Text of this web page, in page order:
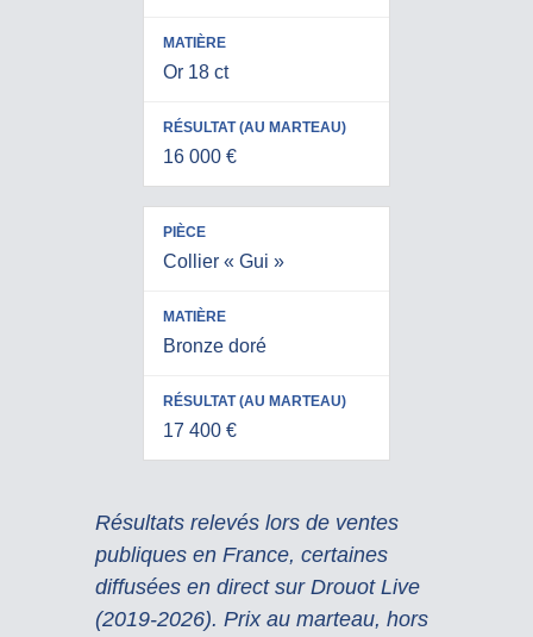
Or 18 ct
16 000 €
Collier « Gui »
Bronze doré
17 400 €
Résultats relevés lors de ventes
publiques en France, certaines
diffusées en direct sur Drouot Live
(2019-2026). Prix au marteau, hors